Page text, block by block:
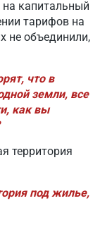
на капитальный
тарифов на
не объединили,
что в
земли, все
как вы
территория
под жилье,